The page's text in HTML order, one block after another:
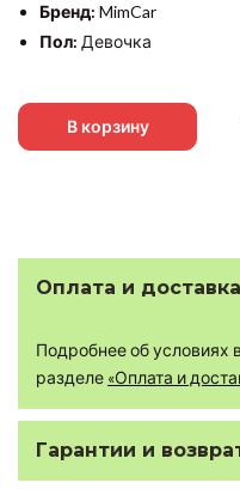
Бренд: MimCar
Пол: Девочка
В корзину
Оплата и доставка
Подробнее об условиях
разделе «Оплата и
Гарантии и